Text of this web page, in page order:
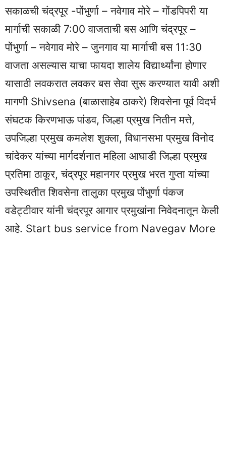
सकाळची चंद्रपूर -पोंभुर्णा – नवेगाव मोरे – गोंडपिपरी या
मार्गाची सकाळी 7:00 वाजताची बस आणि चंद्रपूर –
पोंभुर्णा – नवेगाव मोरे – जुनगाव या मार्गाची बस 11:30
वाजता असल्यास याचा फायदा शालेय विद्यार्थ्यांना होणार
यासाठी लवकरात लवकर बस सेवा सुरू करण्यात यावी अशी
मागणी Shivsena (बाळासाहेब ठाकरे) शिवसेना पूर्व विदर्भ
संघटक किरणभाऊ पांडव, जिल्हा प्रमुख नितीन मत्ते,
उपजिल्हा प्रमुख कमलेश शुक्ला, विधानसभा प्रमुख विनोद
चांदेकर यांच्या मार्गदर्शनात महिला आघाडी जिल्हा प्रमुख
प्रतिमा ठाकूर, चंद्रपूर महानगर प्रमुख भरत गुप्ता यांच्या
उपस्थितीत शिवसेना तालुका प्रमुख पोंभुर्णा पंकज
वडेट्टीवार यांनी चंद्रपूर आगार प्रमुखांना निवेदनातून केली
आहे. Start bus service from Navegav More